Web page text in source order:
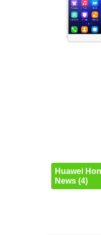
Huawei
News (4)